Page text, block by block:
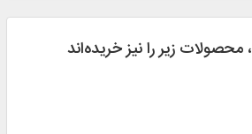
، محصولات زیر را نیز خریده‌اند